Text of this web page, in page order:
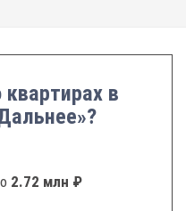
в
2.72 млн ₽